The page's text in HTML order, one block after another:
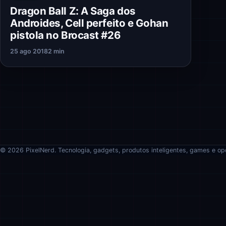
Dragon Ball Z: A Saga dos
Androides, Cell perfeito e Gohan
pistola no Brocast #26
25 ago 20182 min
© 2026 PixelNerd. Tecnologia, gadgets, produtos inteligentes, games e